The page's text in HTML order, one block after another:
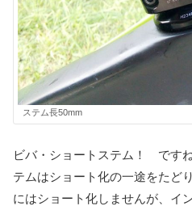
ステム長50mm
ビバ・ショートステム！ です
テムはショート化の一途をたど
にはショート化しませんが、イ